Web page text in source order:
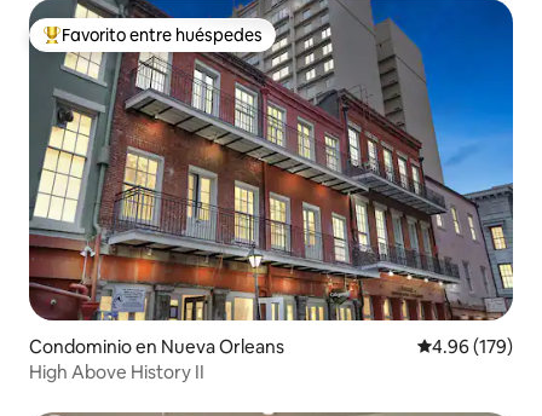
De los mejores en Favorito entre huéspedes
Favorito entre huéspedes
Condominio en Nueva Orleans Calificación
4.96 (179)
High Above History II